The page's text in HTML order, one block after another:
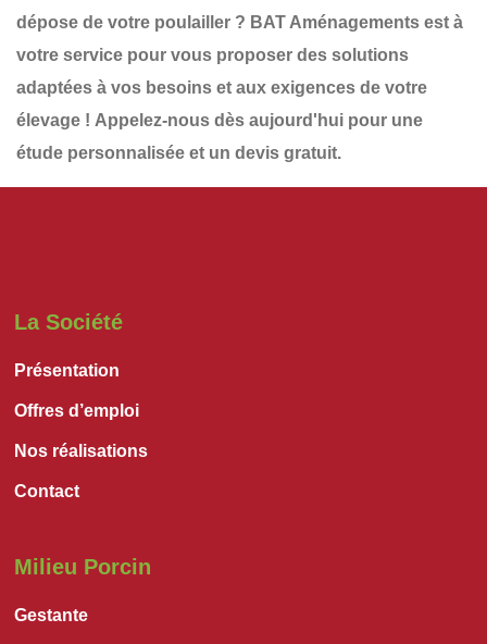
dépose de votre poulailler ? BAT Aménagements est à
votre service pour vous proposer des solutions
adaptées à vos besoins et aux exigences de votre
élevage ! Appelez-nous dès aujourd'hui pour une
étude personnalisée et un devis gratuit.
La Société
Présentation
Offres d’emploi
Nos réalisations
Contact
Milieu Porcin
Gestante